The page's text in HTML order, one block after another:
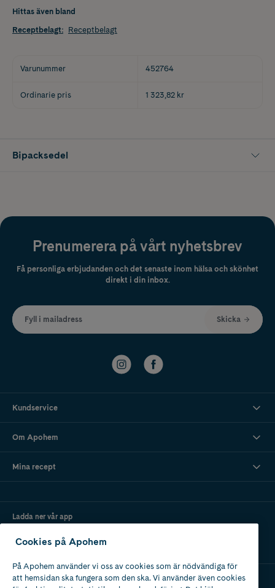
Hittas även bland
Receptbelagt: Receptbelagt
Varunummer 452764
Ordinarie pris 1 323,82 kr
Bipacksedel
Prenumerera på vårt nyhetsbrev
Få personliga erbjudanden och det senaste inom hälsa och skönhet
direkt i din inbox.
Fyll i mailadress Skicka
Kundservice
Om Apohem
Mina recept
Ladda ner vår app
Cookies på Apohem
På Apohem använder vi oss av cookies som är nödvändiga för
att hemsidan ska fungera som den ska. Vi använder även cookies